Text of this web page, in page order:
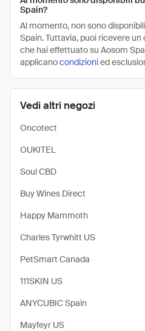
Vedi altri negozi
Oncotect
OUKITEL
Soul CBD
Buy Wines Direct
Happy Mammoth
Charles Tyrwhitt US
PetSmart Canada
111SKIN US
ANYCUBIC Spain
Mayfeyr US
Spain?
Al momento, non sono
Spain. Tuttavia, puoi ricevere
che hai effettuato su Aosom
applicanocondizionied